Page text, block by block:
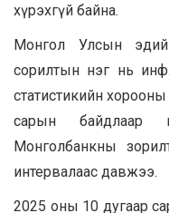
хүрэхгүй байна.
Монгол Улсын
сорилтын нэг нь
статистикийн
сарын байдлаар
Монголбанкны
интервалаас давжээ.
2025 оны 10 дугаар